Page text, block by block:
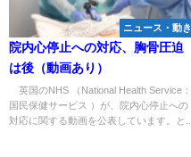
ニュース・動き
院内心停止への対応、胸骨圧迫
は後（動画あり）
英国のNHS （National Health Service：
国民保健サービス ）が、院内心停止への
対応に関する動画を公表しています。と...